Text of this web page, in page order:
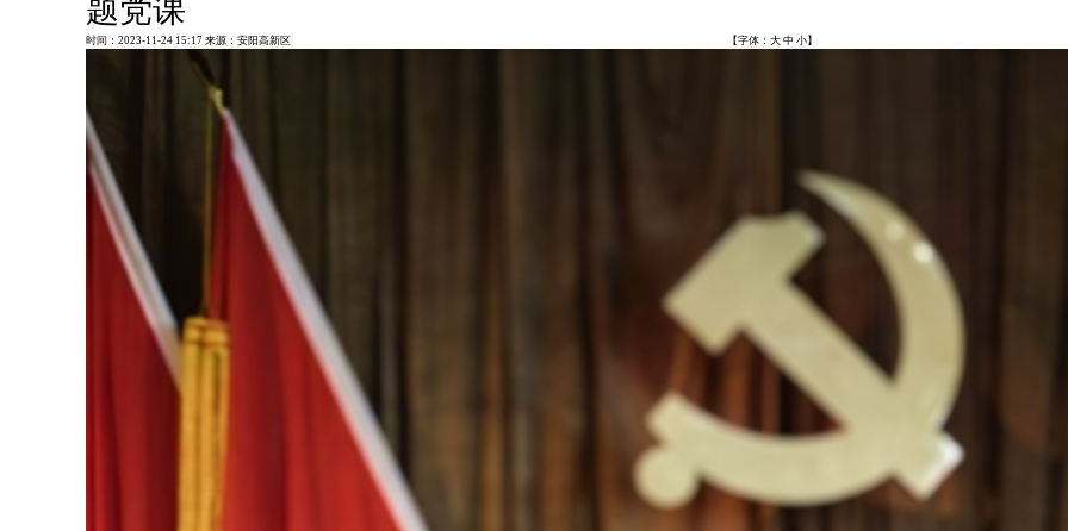
题党课
时间： 2023-11-24 15:17 来源： 安阳高新区 【字体： 大 中 小】